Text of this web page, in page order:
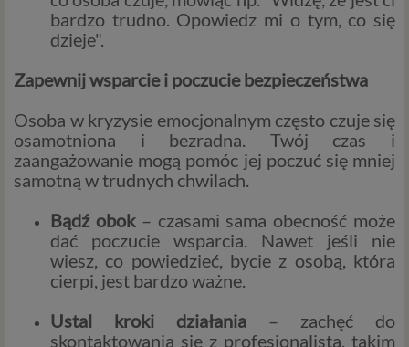
bardzo trudno. Opowiedz mi o tym, co się
dzieje".
Zapewnij wsparcie i poczucie bezpieczeństwa
Osoba w kryzysie emocjonalnym często czuje się
osamotniona i bezradna. Twój czas i
zaangażowanie mogą pomóc jej poczuć się mniej
samotną w trudnych chwilach.
Bądź obok– czasami sama obecność może
dać poczucie wsparcia. Nawet jeśli nie
wiesz, co powiedzieć, bycie z osobą, która
cierpi, jest bardzo ważne.
Ustal kroki działania – zachęć do
skontaktowania się z profesjonalistą, takim